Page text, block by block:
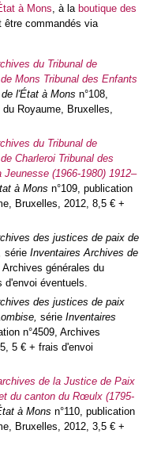
à Mons , à la boutique des
commandés via
du Tribunal de
Mons Tribunal des Enfants
l'État à Mons n°108,
Royaume, Bruxelles,
du Tribunal de
Charleroi Tribunal des
(1966-1980) 1912–
à Mons n°109, publication
Bruxelles, 2012, 8,5 € +
des justices de paix de
série Inventaires Archives de
Archives générales du
éventuels.
des justices de paix
série Inventaires
n°4509, Archives
5 € + frais d'envoi
de la Justice de Paix
du canton du Rœulx (1795-
à Mons n°110, publication
Bruxelles, 2012, 3,5 € +